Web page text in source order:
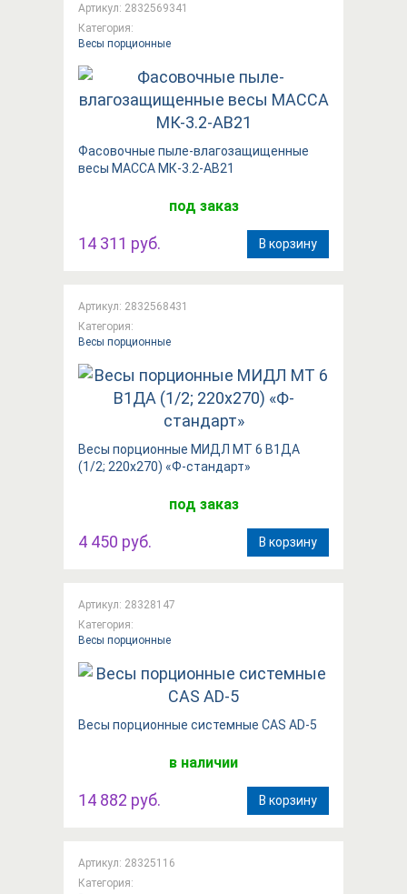
Артикул: 2832569341
Категория:
Весы порционные
Фасовочные пыле-влагозащищенные
весы МАССА МК-3.2-АВ21
под заказ
14 311 руб. В корзину
Артикул: 2832568431
Категория:
Весы порционные
Весы порционные МИДЛ МТ 6 В1ДА
(1/2; 220x270) «Ф-стандарт»
под заказ
4 450 руб. В корзину
Артикул: 28328147
Категория:
Весы порционные
Весы порционные системные CAS AD-5
в наличии
14 882 руб. В корзину
Артикул: 28325116
Категория: